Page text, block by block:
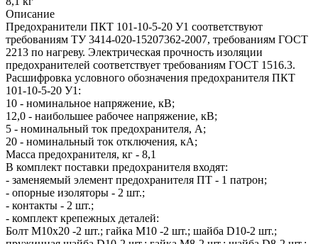
Описание
Предохранители ПКТ 101-10-5-20 У1 соответствуют
требованиям ТУ 3414-020-15207362-2007, требованиям ГОСТ
2213 по нагреву. Электрическая прочность изоляции
предохранителей соответствует требованиям ГОСТ 1516.3.
Расшифровка условного обозначения предохранителя ПКТ
101-10-5-20 У1:
10 - номинальное напряжение, кВ;
12,0 - наибольшее рабочее напряжение, кВ;
5 - номинальный ток предохранителя, А;
20 - номинальный ток отключения, кА;
Масса предохранителя, кг - 8,1
В комплект поставки предохранителя входят:
- заменяемый элемент предохранителя ПТ - 1 патрон;
- опорные изоляторы - 2 шт.;
- контакты - 2 шт.;
- комплект крепежных деталей:
Болт М10х20 -2 шт.; гайка М10 -2 шт.; шайба D10-2 шт.;